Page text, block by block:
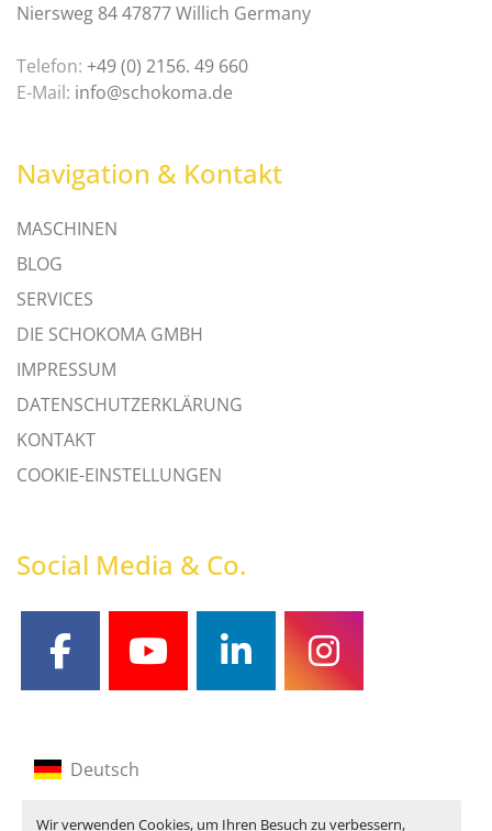
Wir verwenden Cookies, um Ihren Besuch zu verbessern,
Niersweg 84 47877 Willich Germany
Telefon: +49 (0) 2156. 49 660
E-Mail: info@schokoma.de
Navigation & Kontakt
MASCHINEN
BLOG
SERVICES
DIE SCHOKOMA GMBH
IMPRESSUM
DATENSCHUTZERKLÄRUNG
KONTAKT
COOKIE-EINSTELLUNGEN
Social Media & Co.
facebookyoutubelinkedininstagram
Deutsch
Englisch